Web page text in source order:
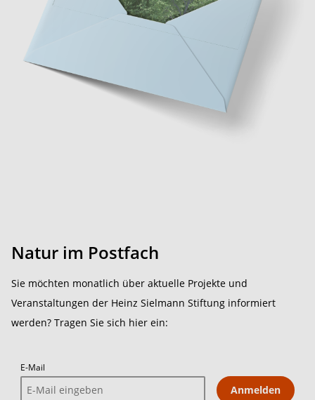
Natur im Postfach
Sie möchten monatlich über aktuelle Projekte und
Veranstaltungen der Heinz Sielmann Stiftung informiert
werden? Tragen Sie sich hier ein:
E-Mail
Anmelden